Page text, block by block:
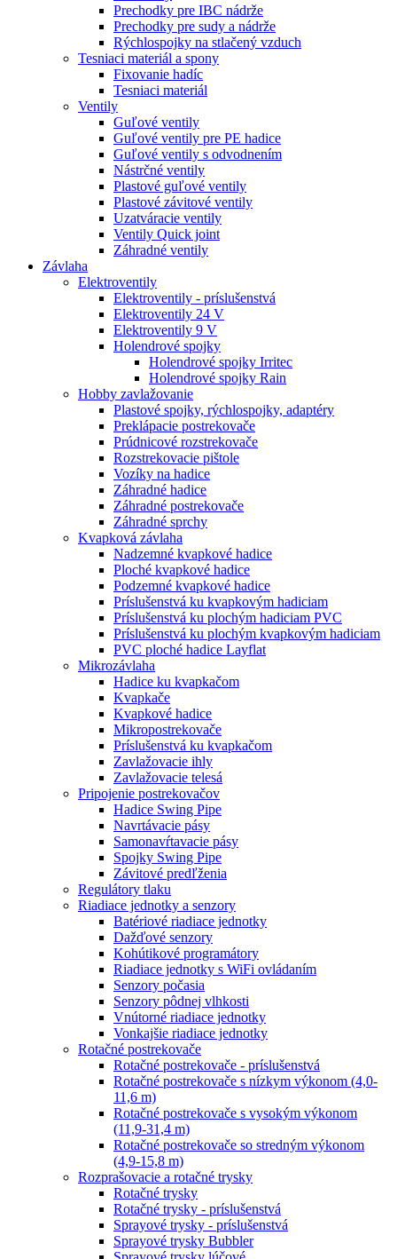
Prechodky pre IBC nádrže
Prechodky pre sudy a nádrže
Rýchlospojky na stlačený vzduch
Tesniaci materiál a spony
Fixovanie hadíc
Tesniaci materiál
Ventily
Guľové ventily
Guľové ventily pre PE hadice
Guľové ventily s odvodnením
Nástrčné ventily
Plastové guľové ventily
Plastové závitové ventily
Uzatváracie ventily
Ventily Quick joint
Záhradné ventily
Závlaha
Elektroventily
Elektroventily - príslušenstvá
Elektroventily 24 V
Elektroventily 9 V
Holendrové spojky
Holendrové spojky Irritec
Holendrové spojky Rain
Hobby zavlažovanie
Plastové spojky, rýchlospojky, adaptéry
Preklápacie postrekovače
Prúdnicové rozstrekovače
Rozstrekovacie pištole
Vozíky na hadice
Záhradné hadice
Záhradné postrekovače
Záhradné sprchy
Kvapková závlaha
Nadzemné kvapkové hadice
Ploché kvapkové hadice
Podzemné kvapkové hadice
Príslušenstvá ku kvapkovým hadiciam
Príslušenstvá ku plochým hadiciam PVC
Príslušenstvá ku plochým kvapkovým hadiciam
PVC ploché hadice Layflat
Mikrozávlaha
Hadice ku kvapkačom
Kvapkače
Kvapkové hadice
Mikropostrekovače
Príslušenstvá ku kvapkačom
Zavlažovacie ihly
Zavlažovacie telesá
Pripojenie postrekovačov
Hadice Swing Pipe
Navrtávacie pásy
Samonavŕtavacie pásy
Spojky Swing Pipe
Závitové predľženia
Regulátory tlaku
Riadiace jednotky a senzory
Batériové riadiace jednotky
Dažďové senzory
Kohútikové programátory
Riadiace jednotky s WiFi ovládaním
Senzory počasia
Senzory pôdnej vlhkosti
Vnútorné riadiace jednotky
Vonkajšie riadiace jednotky
Rotačné postrekovače
Rotačné postrekovače - príslušenstvá
Rotačné postrekovače s nízkym výkonom (4,0-
11,6 m)
Rotačné postrekovače s vysokým výkonom
(11,9-31,4 m)
Rotačné postrekovače so stredným výkonom
(4,9-15,8 m)
Rozprašovacie a rotačné trysky
Rotačné trysky
Rotačné trysky - príslušenstvá
Sprayové trysky - príslušenstvá
Sprayové trysky Bubbler